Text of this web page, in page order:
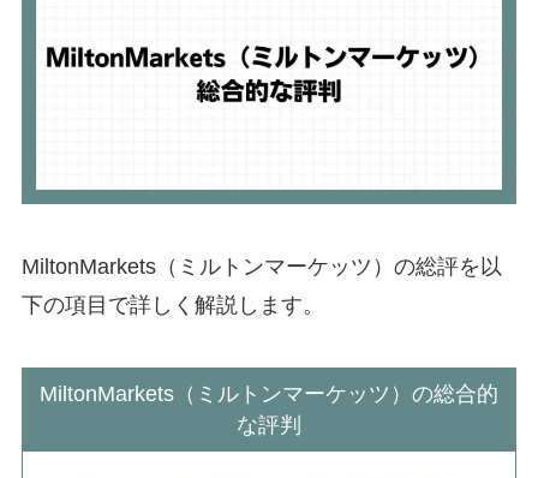
MiltonMarkets（ミルトンマーケッツ）の総評を以
下の項目で詳しく解説します。
MiltonMarkets（ミルトンマーケッツ）の総合的
な評判